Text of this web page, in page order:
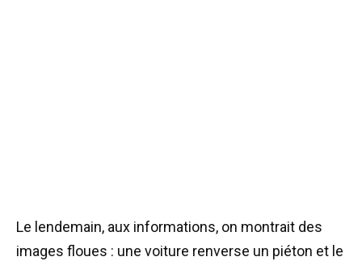
Le lendemain, aux informations, on montrait des
images floues : une voiture renverse un piéton et le